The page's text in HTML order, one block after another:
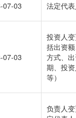
07-03 法定代
07-03
投资人
括出资
方式、
期、投
等）
负责人